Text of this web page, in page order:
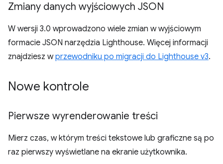
Zmiany danych wyjściowych JSON
W wersji 3.0 wprowadzono wiele zmian w wyjściowym
formacie JSON narzędzia Lighthouse. Więcej informacji
znajdziesz wprzewodniku po migracji do Lighthouse v3.
Nowe kontrole
Pierwsze wyrenderowanie treści
Mierz czas, w którym treści tekstowe lub graficzne są po
raz pierwszy wyświetlane na ekranie użytkownika.